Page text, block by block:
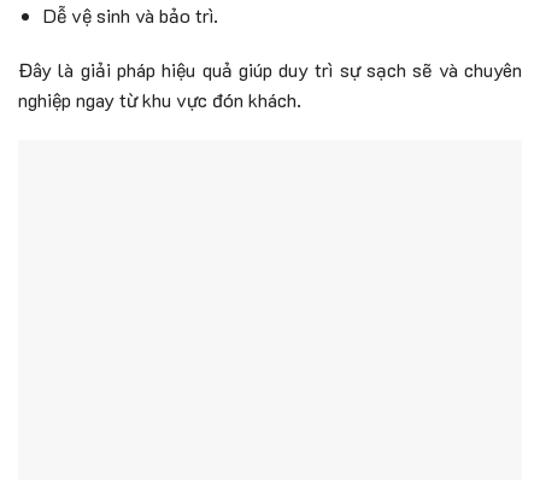
Dễ vệ sinh và bảo trì.
Đây là giải pháp hiệu quả giúp duy trì sự sạch sẽ và chuyên
nghiệp ngay từ khu vực đón khách.